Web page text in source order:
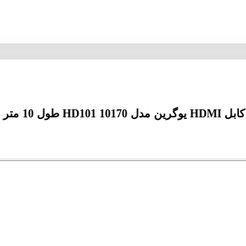
کابل HDMI یوگرین مدل 10170 HD101 طول 10 متر